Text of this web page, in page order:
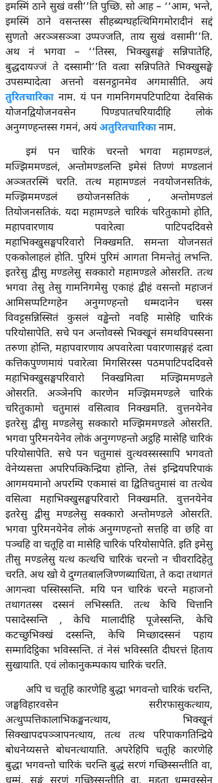
इमस्मिं ठाने सुखं वसी’’ति पुच्छि. सो आह – ‘‘आम, भन्ते,
इमस्मिं ठाने वसन्तस्स सीहब्यग्घहत्थिमिगमोरादीनं सद्दं
सुणतो अरञ्ञसञ्ञा उप्पज्जति, ताय सुखं वसामी’’ति.
अथ नं भगवा – ‘‘तिस्स, भिक्खुसङ्घं सन्निपातेहि,
बुद्धदायज्जं ते दस्सामी’’ति वत्वा सन्निपतिते भिक्खुसङ्घे
उपसम्पादेत्वा अत्तनो वसनट्ठानमेव अगमासीति. अयं
तुरितचारिकानाम. यंपन गामनिगमपटिपाटिया देवसिकं
योजनद्वियोजनवसेन पिण्डपातचरियादीहि लोकं
अनुग्गण्हन्तस्स गमनं, अयंअतुरितचारिकानाम.
इमं पन चारिकं चरन्तो भगवा महामण्डलं,
मज्झिममण्डलं, अन्तोमण्डलन्ति इमेसं तिण्णं मण्डलानं
अञ्ञतरस्मिं चरति. तत्थ महामण्डलं नवयोजनसतिकं,
मज्झिममण्डलं छयोजनसतिकं , अन्तोमण्डलं
तियोजनसतिकं. यदा महामण्डले चारिकं चरितुकामो होति,
महापवारणाय पवारेत्वा पाटिपददिवसे
महाभिक्खुसङ्घपरिवारो निक्खमति. समन्ता योजनसतं
एककोलाहलं होति. पुरिमं पुरिमं आगता निमन्तेतुं लभन्ति.
इतरेसु द्वीसु मण्डलेसु सक्कारो महामण्डले ओसरति. तत्थ
भगवा तेसु तेसु गामनिगमेसु एकाहं द्वीहं वसन्तो महाजनं
आमिसप्पटिग्गहेन अनुग्गण्हन्तो धम्मदानेन चस्स
विवट्टसन्निस्सितं कुसलं वड्ढेन्तो नवहि मासेहि चारिकं
परियोसापेति. सचे पन अन्तोवस्से भिक्खूनं समथविपस्सना
तरुणा होन्ति, महापवारणाय अपवारेत्वा पवारणासङ्गहं दत्वा
कत्तिकपुण्णमायं पवारेत्वा मिगसिरस्स पठमपाटिपददिवसे
महाभिक्खुसङ्घपरिवारो निक्खमित्वा मज्झिममण्डले
ओसरति. अञ्ञेनपि कारणेन मज्झिममण्डले चारिकं
चरितुकामो चतुमासं वसित्वाव निक्खमति. वुत्तनयेनेव
इतरेसु द्वीसु मण्डलेसु सक्कारो मज्झिममण्डले ओसरति.
भगवा पुरिमनयेनेव लोकं अनुग्गण्हन्तो अट्ठहि मासेहि चारिकं
परियोसापेति. सचे पन चतुमासं वुत्थवस्सस्सापि भगवतो
वेनेय्यसत्ता अपरिपक्किन्द्रिया होन्ति, तेसं इन्द्रियपरिपाकं
आगमयमानो अपरम्पि एकमासं वा द्वितिचतुमासं वा तत्थेव
वसित्वा महाभिक्खुसङ्घपरिवारो निक्खमति. वुत्तनयेनेव
इतरेसु द्वीसु मण्डलेसु सक्कारो अन्तोमण्डले ओसरति.
भगवा पुरिमनयेनेव लोकं अनुग्गण्हन्तो सत्तहि वा छहि वा
पञ्चहि वा चतूहि वा मासेहि चारिकं परियोसापेति. इति इमेसु
तीसु मण्डलेसु यत्थ कत्थचि चारिकं चरन्तो न चीवरादिहेतु
चरति. अथ खो ये दुग्गतबालजिण्णब्याधिता, ते कदा तथागतं
आगन्त्वा पस्सिस्सन्ति. मयि पन चारिकं चरन्ते महाजनो
तथागतस्स दस्सनं लभिस्सति. तत्थ केचि चित्तानि
पसादेस्सन्ति , केचि मालादीहि पूजेस्सन्ति, केचि
कटच्छुभिक्खं दस्सन्ति, केचि मिच्छादस्सनं पहाय
सम्मादिट्ठिका भविस्सन्ति. तं नेसं भविस्सति दीघरत्तं हिताय
सुखायाति. एवं लोकानुकम्पकाय चारिकं चरति.
अपि च चतूहि कारणेहि बुद्धा भगवन्तो चारिकं चरन्ति,
जङ्घविहारवसेन सरीरफासुकत्थाय,
अत्थुप्पत्तिकालाभिकङ्खनत्थाय, भिक्खूनं
सिक्खापदपञ्ञापनत्थाय, तत्थ तत्थ परिपाकगतिन्द्रिये
बोधनेय्यसत्ते बोधनत्थायाति. अपरेहिपि चतूहि कारणेहि
बुद्धा भगवन्तो चारिकं चरन्ति बुद्धं सरणं गच्छिस्सन्तीति वा,